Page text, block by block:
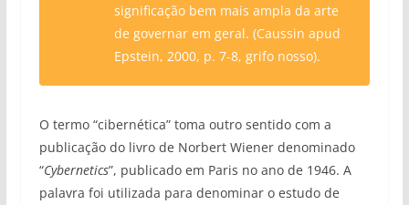
significação bem mais ampla da arte
de governar em geral. (Caussin apud
Epstein, 2000, p. 7-8, grifo nosso).
O termo “cibernética” toma outro sentido com a
publicação do livro de Norbert Wiener denominado
“Cybernetics”, publicado em Paris no ano de 1946. A
palavra foi utilizada para denominar o estudo de